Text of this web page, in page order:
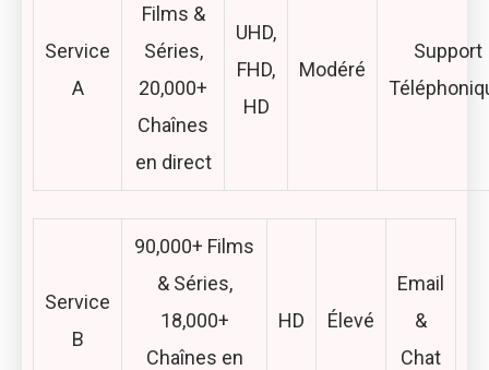
Service
A
Films &
Séries,
20,000+
Chaînes
en direct
UHD,
FHD,
HD
Modéré
Support
Service
B
90,000+ Films
& Séries,
18,000+
Chaînes en
HD Élevé
Email
&
Chat